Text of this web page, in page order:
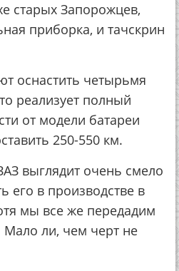
старых Запорожцев,
приборка, и тачскрин
оснастить четырьмя
реализует полный
от модели батареи
250-550 км.
выглядит очень смело
его в производстве в
мы все же передадим
Мало ли, чем черт не